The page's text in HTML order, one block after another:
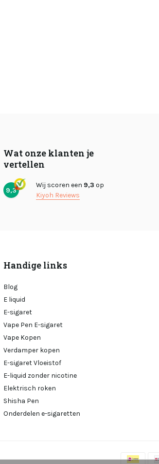
Wat onze klanten je
vertellen
9,3
Wij scoren een 9,3 op
Kiyoh Reviews
Handige links
Blog
E liquid
E-sigaret
Vape Pen E-sigaret
Vape Kopen
Verdamper kopen
E-sigaret Vloeistof
E-liquid zonder nicotine
Elektrisch roken
Shisha Pen
Onderdelen e-sigaretten